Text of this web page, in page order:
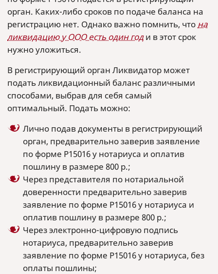
орган. Каких-либо сроков по подаче баланса на
регистрацию нет. Однако важно помнить, что на
ликвидацию у ООО есть один годи в этот срок
нужно уложиться.
В регистрирующий орган Ликвидатор может
подать ликвидационный баланс различными
способами, выбрав для себя самый
оптимальный. Подать можно:
Лично подав документы в регистрирующий
орган, предварительно заверив заявление
по форме Р15016 у нотариуса и оплатив
пошлину в размере 800 р.;
Через представителя по нотариальной
доверенности предварительно заверив
заявление по форме Р15016 у нотариуса и
оплатив пошлину в размере 800 р.;
Через электронно-цифровую подпись
нотариуса, предварительно заверив
заявление по форме Р15016 у нотариуса, без
оплаты пошлины;